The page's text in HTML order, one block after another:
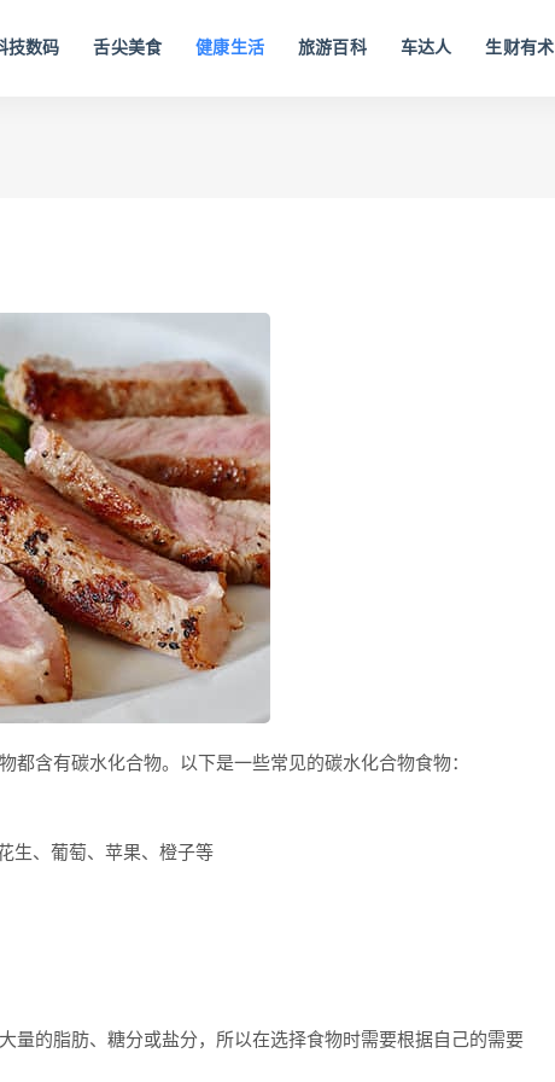
技数码 舌尖美食 健康生活 旅游百科 车达人 生财有术
都含有碳水化合物。以下是一些常见的碳水化合物食物：
生、葡萄、苹果、橙子等
量的脂肪、糖分或盐分，所以在选择食物时需要根据自己的需要